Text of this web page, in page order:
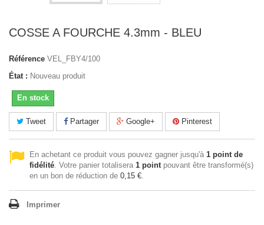
COSSE A FOURCHE 4.3mm - BLEU
Référence VEL_FBY4/100
État : Nouveau produit
En stock
Tweet Partager Google+ Pinterest
En achetant ce produit vous pouvez gagner jusqu'à 1 point de
fidélité. Votre panier totalisera 1 pointpouvant être transformé(s)
en un bon de réduction de 0,15 €.
Imprimer